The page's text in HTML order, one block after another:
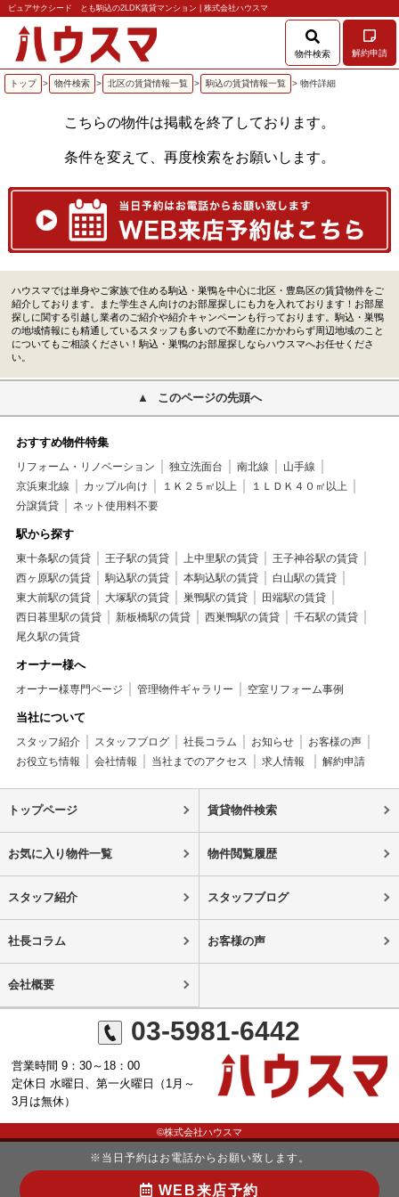
ピュアサクシード とも駒込の2LDK賃貸マンション | 株式会社ハウスマ
物件検索 解約申請
トップ > 物件検索 > 北区の賃貸情報一覧 > 駒込の賃貸情報一覧 > 物件詳細
こちらの物件は掲載を終了しております。
条件を変えて、再度検索をお願いします。
ハウスマでは単身やご家族で住める駒込・巣鴨を中心に北区・豊島区の賃貸物件をご
紹介しております。また学生さん向けのお部屋探しにも力を入れております！お部屋
探しに関する引越し業者のご紹介や紹介キャンペーンも行っております。駒込・巣鴨
の地域情報にも精通しているスタッフも多いので不動産にかかわらず周辺地域のこと
についてもご相談ください！駒込・巣鴨のお部屋探しならハウスマへお任せくださ
い。
このページの先頭へ
おすすめ物件特集
リフォーム・リノベーション 独立洗面台 南北線
山手線
京浜東北線
カップル向け １Ｋ２５㎡以上
１ＬＤＫ４０㎡以上
分譲賃貸
ネット使用料不要
駅から探す
東十条駅の賃貸 王子駅の賃貸 上中里駅の賃貸
王子神谷駅の賃貸
西ヶ原駅の賃貸
駒込駅の賃貸 本駒込駅の賃貸
白山駅の賃貸
東大前駅の賃貸
大塚駅の賃貸 巣鴨駅の賃貸
田端駅の賃貸
西日暮里駅の賃貸
新板橋駅の賃貸 西巣鴨駅の賃貸
千石駅の賃貸
尾久駅の賃貸
オーナー様へ
オーナー様専門ページ 管理物件ギャラリー 空室リフォーム事例
当社について
スタッフ紹介 スタッフブログ 社長コラム お知らせ
お客様の声
お役立ち情報
会社情報 当社までのアクセス 求人情報 解約申請
トップページ 賃貸物件検索
お気に入り物件一覧 物件閲覧履歴
スタッフ紹介 スタッフブログ
社長コラム お客様の声
会社概要
03-5981-6442
営業時間 9：30～18：00
定休日 水曜日、第一火曜日（1月～
3月は無休）
©株式会社ハウスマ
※当日予約はお電話からお願い致します。
WEB来店予約